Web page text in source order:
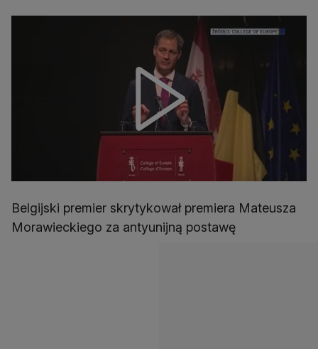
Belgijski premier skrytykował premiera Mateusza
Morawieckiego za antyunijną postawę